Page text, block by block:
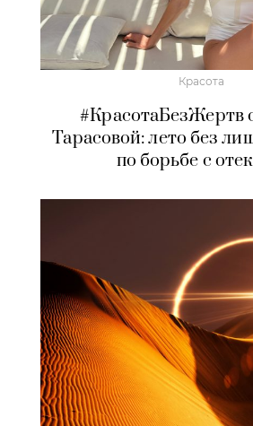
Красота
#КрасотаБезЖертв
Тарасовой: лето без
по борьбе с